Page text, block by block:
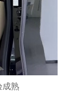
成熟